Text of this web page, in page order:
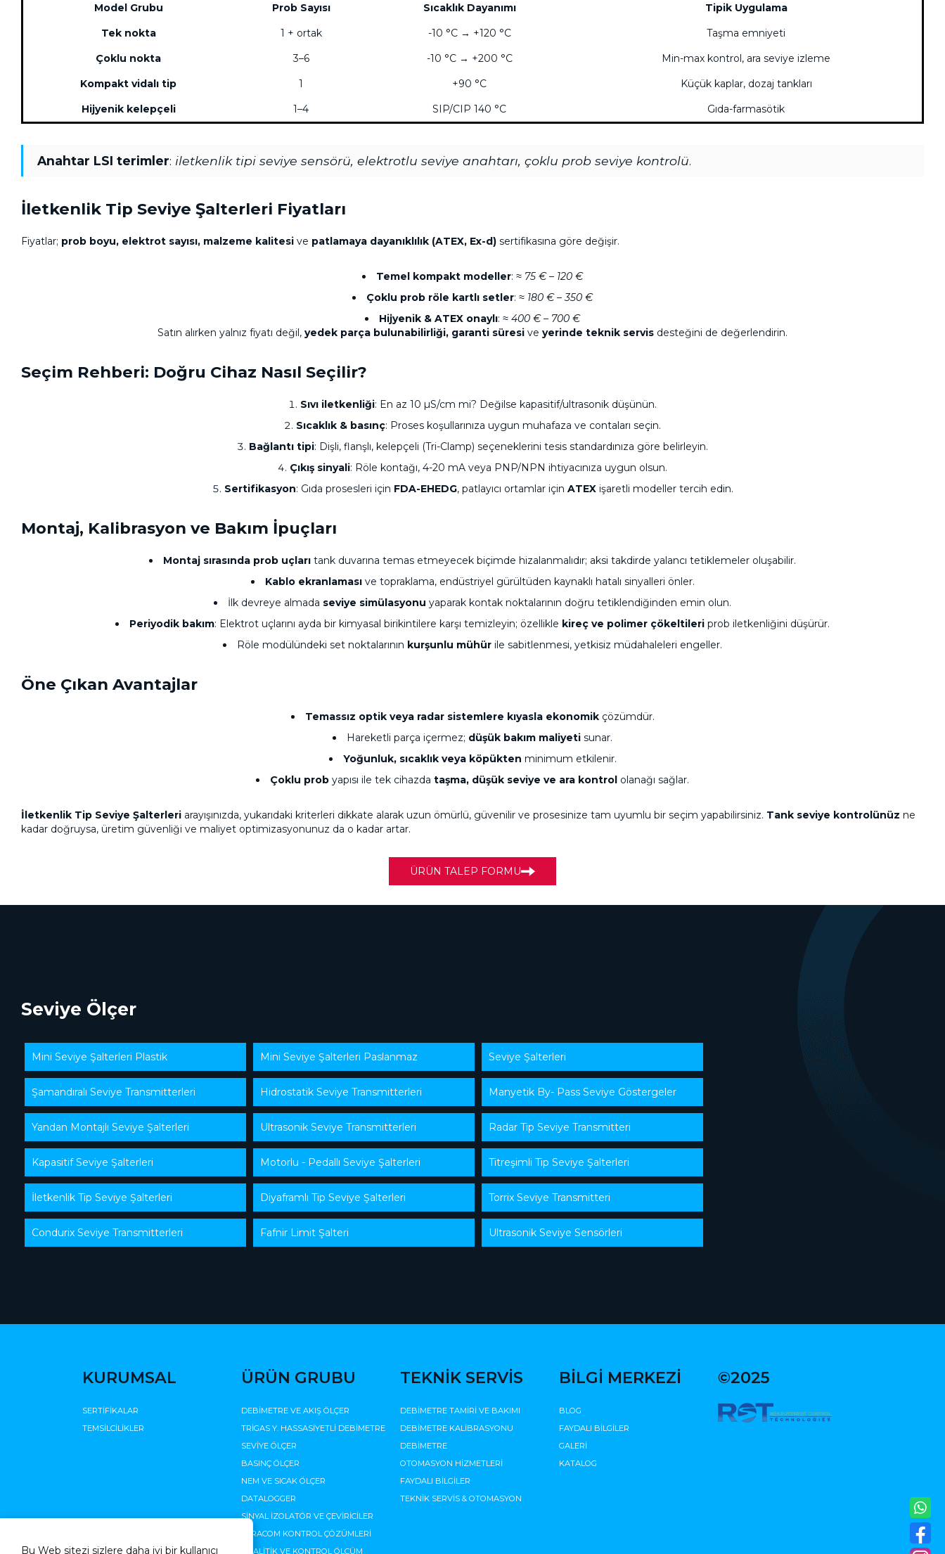
Model Grubu Prob Sayısı Sıcaklık Dayanımı
Tipik Uygulama
Tek nokta
1 + ortak -10 °C → +120 °C
Taşma emniyeti
Çoklu nokta
3–6 -10 °C → +200 °C
Min-max kontrol, ara seviye izleme
Kompakt vidalı tip
1 +90 °C
Küçük kaplar, dozaj tankları
Hijyenik kelepçeli
1–4 SIP/CIP 140 °C Gıda-farmasötik
Anahtar LSI terimler: iletkenlik tipi seviye sensörü, elektrotlu seviye anahtarı, çoklu prob seviye kontrolü.
İletkenlik Tip Seviye Şalterleri Fiyatları
Fiyatlar; prob boyu, elektrot sayısı, malzeme kalitesi ve patlamaya dayanıklılık (ATEX, Ex-d) sertifikasına göre değişir.
Temel kompakt modeller: ≈ 75 € – 120 €
Çoklu prob röle kartlı setler: ≈ 180 € – 350 €
Hijyenik & ATEX onaylı: ≈ 400 € – 700 €
Satın alırken yalnız fiyatı değil, yedek parça bulunabilirliği, garanti süresi ve yerinde teknik servis desteğini de değerlendirin.
Seçim Rehberi: Doğru Cihaz Nasıl Seçilir?
Sıvı iletkenliği: En az 10 µS/cm mi? Değilse kapasitif/ultrasonik düşünün.
Sıcaklık & basınç: Proses koşullarınıza uygun muhafaza ve contaları seçin.
Bağlantı tipi: Dişli, flanşlı, kelepçeli (Tri-Clamp) seçeneklerini tesis standardınıza göre belirleyin.
Çıkış sinyali: Röle kontağı, 4-20 mA veya PNP/NPN ihtiyacınıza uygun olsun.
Sertifikasyon: Gıda prosesleri için FDA-EHEDG, patlayıcı ortamlar için ATEXişaretli modeller tercih edin.
Montaj, Kalibrasyon ve Bakım İpuçları
Montaj sırasında prob uçları tank duvarına temas etmeyecek biçimde hizalanmalıdır; aksi takdirde yalancı tetiklemeler oluşabilir.
Kablo ekranlamasıve topraklama, endüstriyel gürültüden kaynaklı hatalı sinyalleri önler.
İlk devreye almada seviye simülasyonu yaparak kontak noktalarının doğru tetiklendiğinden emin olun.
Periyodik bakım: Elektrot uçlarını ayda bir kimyasal birikintilere karşı temizleyin; özellikle kireç ve polimer çökeltileri prob iletkenliğini düşürür.
Röle modülündeki set noktalarının kurşunlu mühür ile sabitlenmesi, yetkisiz müdahaleleri engeller.
Öne Çıkan Avantajlar
Temassız optik veya radar sistemlere kıyasla ekonomikçözümdür.
Hareketli parça içermez; düşük bakım maliyeti sunar.
Yoğunluk, sıcaklık veya köpükten minimum etkilenir.
Çoklu prob yapısı ile tek cihazda taşma, düşük seviye ve ara kontrol olanağı sağlar.
İletkenlik Tip Seviye Şalterleri arayışınızda, yukarıdaki kriterleri dikkate alarak uzun ömürlü, güvenilir ve prosesinize tam uyumlu bir seçim yapabilirsiniz. Tank seviye kontrolünüz ne
kadar doğruysa, üretim güvenliği ve maliyet optimizasyonunuz da o kadar artar.
ÜRÜN TALEP FORMU
Seviye Ölçer
Mini Seviye Şalterleri Plastik Mini Seviye Şalterleri Paslanmaz Seviye Şalterleri
Şamandıralı Seviye Transmitterleri Hidrostatik Seviye Transmitterleri Manyetik By- Pass Seviye Göstergeler
Yandan Montajlı Seviye Şalterleri Ultrasonik Seviye Transmitterleri Radar Tip Seviye Transmitteri
Kapasitif Seviye Şalterleri Motorlu - Pedallı Seviye Şalterleri Titreşimli Tip Seviye Şalterleri
İletkenlik Tip Seviye Şalterleri Diyaframlı Tip Seviye Şalterleri Torrix Seviye Transmitteri
Condurix Seviye Transmitterleri Fafnir Limit Şalteri Ultrasonik Seviye Sensörleri
Bu Web sitezi sizlere daha iyi bir kullanıcı
KURUMSAL
SERTİFİKALAR
TEMSİLCİLİKLER
ÜRÜN GRUBU
DEBİMETRE VE AKIŞ ÖLÇER
TRİGAS Y. HASSASİYETLİ DEBİMETRE
SEVİYE ÖLÇER
BASINÇ ÖLÇER
NEM VE SICAK ÖLÇER
DATALOGGER
SİNYAL İZOLATÖR VE ÇEVİRİCİLER
TERACOM KONTROL ÇÖZÜMLERİ
ANALİTİK VE KONTROL ÖLÇÜM
TEKNİK SERVİS
DEBİMETRE TAMİRİ VE BAKIMI
DEBİMETRE KALİBRASYONU
DEBİMETRE
OTOMASYON HİZMETLERİ
FAYDALI BİLGİLER
TEKNİK SERVİS & OTOMASYON
BİLGİ MERKEZİ
BLOG
FAYDALI BİLGİLER
GALERİ
KATALOG
©2025